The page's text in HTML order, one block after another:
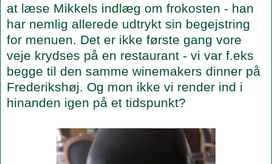
at læse Mikkels indlæg om frokosten - han
har nemlig allerede udtrykt sin begejstring
for menuen. Det er ikke første gang vore
veje krydses på en restaurant - vi var f.eks
begge til den samme winemakers dinner på
Frederikshøj. Og mon ikke vi render ind i
hinanden igen på et tidspunkt?